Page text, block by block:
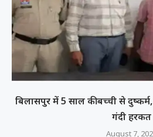
बिलासपुर में 5 साल की बच्ची से
गंदी हरकत
August 7,